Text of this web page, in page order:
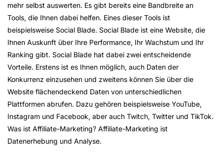
mehr selbst auswerten. Es gibt bereits eine Bandbreite an
Tools, die Ihnen dabei helfen. Eines dieser Tools ist
beispielsweise Social Blade. Social Blade ist eine Website, die
Ihnen Auskunft über Ihre Performance, Ihr Wachstum und Ihr
Ranking gibt. Social Blade hat dabei zwei entscheidende
Vorteile. Erstens ist es Ihnen möglich, auch Daten der
Konkurrenz einzusehen und zweitens können Sie über die
Website flächendeckend Daten von unterschiedlichen
Plattformen abrufen. Dazu gehören beispielsweise YouTube,
Instagram und Facebook, aber auch Twitch, Twitter und TikTok.
Was ist Affiliate-Marketing? Affiliate-Marketing ist
Datenerhebung und Analyse.